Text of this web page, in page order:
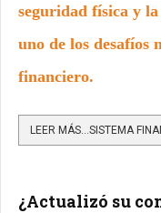
seguridad física y
uno de los desafíos
financiero.
¿Actualizó su